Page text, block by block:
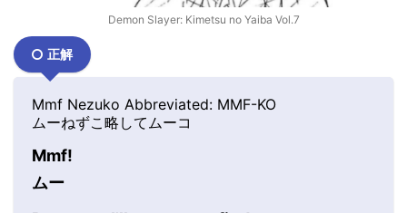
Demon Slayer: Kimetsu no Yaiba Vol.7
正解
Mmf Nezuko Abbreviated: MMF-KO
ムーねずこ略してムーコ
Mmf!
ムー